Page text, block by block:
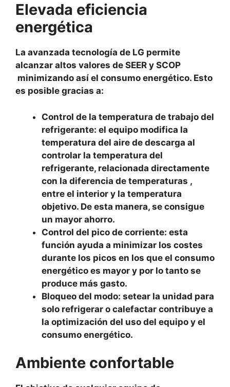
Elevada eficiencia
energética
La avanzada tecnología de LG permite
alcanzar altos valores de SEER y SCOP
minimizando así el consumo energético. Esto
es posible gracias a:
Control de la temperatura de trabajo del
refrigerante: el equipo modifica la
temperatura del aire de descarga al
controlar la temperatura del
refrigerante, relacionada directamente
con la diferencia de temperaturas ,
entre el interior y la temperatura
objetivo. De esta manera, se consigue
un mayor ahorro.
Control del pico de corriente: esta
función ayuda a minimizar los costes
durante los picos en los que el consumo
energético es mayor y por lo tanto se
produce más gasto.
Bloqueo del modo: setear la unidad para
solo refrigerar o calefactar contribuye a
la optimización del uso del equipo y el
consumo energético.
Ambiente confortable